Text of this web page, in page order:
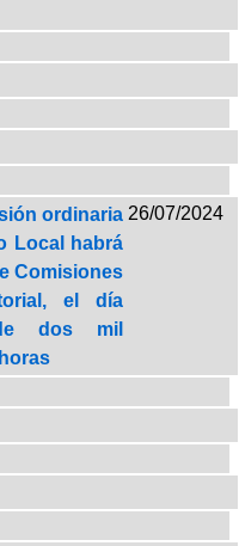
ordinaria
Local habrá
Comisiones
el día
dos mil
26/07/2024